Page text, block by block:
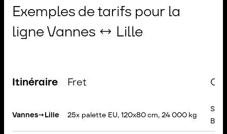
Exemples de tarifs pour la
ligne Vannes ↔ Lille
Itinéraire Fret
Vannes→Lille 25x palette EU, 120x80 cm, 24 000 kg